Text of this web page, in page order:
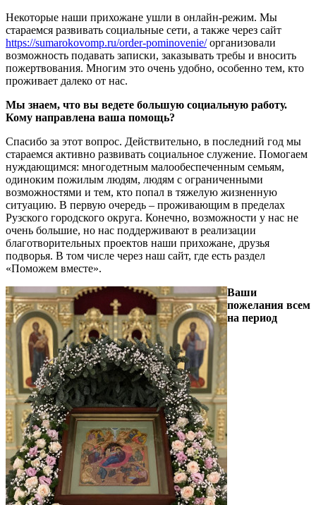
Некоторые наши прихожане ушли в онлайн-режим. Мы
стараемся развивать социальные сети, а также через сайт
https://sumarokovomp.ru/order-pominovenie/организовали
возможность подавать записки, заказывать требы и вносить
пожертвования. Многим это очень удобно, особенно тем, кто
проживает далеко от нас.
Мы знаем, что вы ведете большую социальную работу.
Кому направлена ваша помощь?
Спасибо за этот вопрос. Действительно, в последний год мы
стараемся активно развивать социальное служение. Помогаем
нуждающимся: многодетным малообеспеченным семьям,
одиноким пожилым людям, людям с ограниченными
возможностями и тем, кто попал в тяжелую жизненную
ситуацию. В первую очередь – проживающим в пределах
Рузского городского округа. Конечно, возможности у нас не
очень большие, но нас поддерживают в реализации
благотворительных проектов наши прихожане, друзья
подворья. В том числе через наш сайт, где есть раздел
«Поможем вместе».
Ваши
пожелания всем
на период